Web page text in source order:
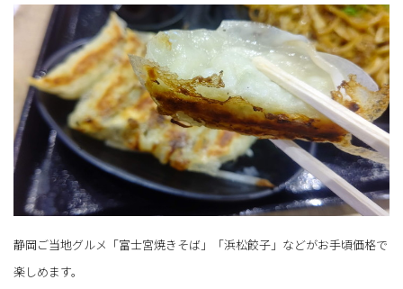
静岡ご当地グルメ「富士宮焼きそば」「浜松餃子」などがお手頃価格で
楽しめます。